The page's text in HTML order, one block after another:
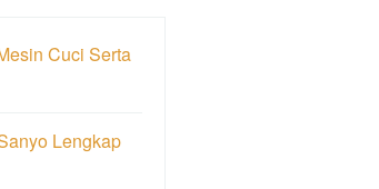
Cuci Serta
Lengkap